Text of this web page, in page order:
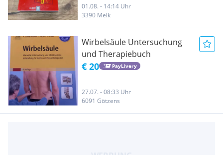
01.08. - 14:14 Uhr
3390 Melk
Wirbelsäule Untersuchung
und Therapiebuch
€ 20 PayLivery
27.07. - 08:33 Uhr
6091 Götzens